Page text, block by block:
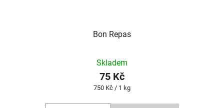
Bon Repas
Skladem
75 Kč
Měrná
750 Kč / 1 kg